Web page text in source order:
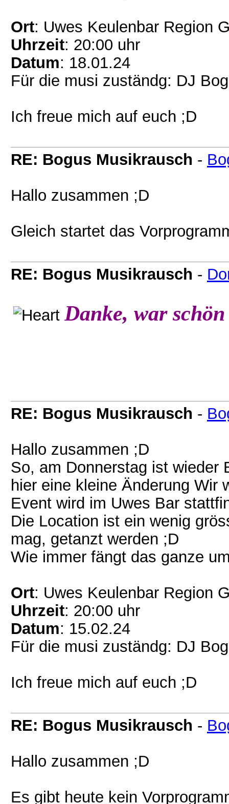
Ort: Uwes Keulenbar Region
Uhrzeit: 20:00 uhr
Datum: 18.01.24
Für die musi zuständg: DJ
Ich freue mich auf euch ;D
RE: Bogus Musikrausch -
Hallo zusammen ;D
Gleich startet das
RE: Bogus Musikrausch -
Danke, war
RE: Bogus Musikrausch -
Hallo zusammen ;D
So, am Donnerstag ist wieder
hier eine kleine Änderung Wir
Event wird im Uwes Bar
Die Location ist ein wenig
mag, getanzt werden ;D
Wie immer fängt das ganze
Ort: Uwes Keulenbar Region
Uhrzeit: 20:00 uhr
Datum: 15.02.24
Für die musi zuständg: DJ
Ich freue mich auf euch ;D
RE: Bogus Musikrausch -
Hallo zusammen ;D
Es gibt heute kein